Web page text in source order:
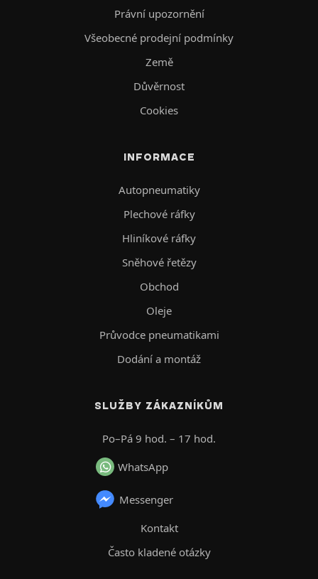
Právní upozornění
Všeobecné prodejní podmínky
Země
Důvěrnost
Cookies
INFORMACE
Autopneumatiky
Plechové ráfky
Hliníkové ráfky
Sněhové řetězy
Obchod
Oleje
Průvodce pneumatikami
Dodání a montáž
SLUŽBY ZÁKAZNÍKŮM
Po–Pá 9 hod. – 17 hod.
WhatsApp
Messenger
Kontakt
Často kladené otázky